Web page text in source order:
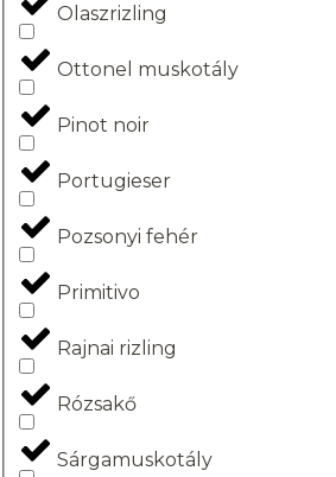
Olaszrizling
Ottonel muskotály
Pinot noir
Portugieser
Pozsonyi fehér
Primitivo
Rajnai rizling
Rózsakő
Sárgamuskotály